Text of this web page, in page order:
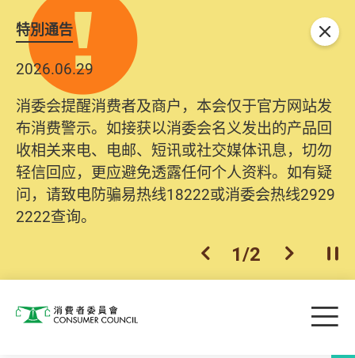
特別通告
2026.06.29
消委会提醒消费者及商户，本会仅于官方网站发
布消费警示。如接获以消委会名义发出的产品回
收相关来电、电邮、短讯或社交媒体讯息，切勿
轻信回应，更应避免透露任何个人资料。如有疑
问，请致电防骗易热线18222或消委会热线2929
2222查询。
上一个
1/2 下一个开
关闭
消费者委员会 目